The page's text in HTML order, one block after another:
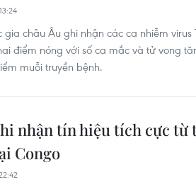
gia châu Âu ghi nhận các ca nhiễm
điểm nóng với số ca mắc và tử vong
muỗi truyền bệnh.
nhận tín hiệu tích cực
Congo